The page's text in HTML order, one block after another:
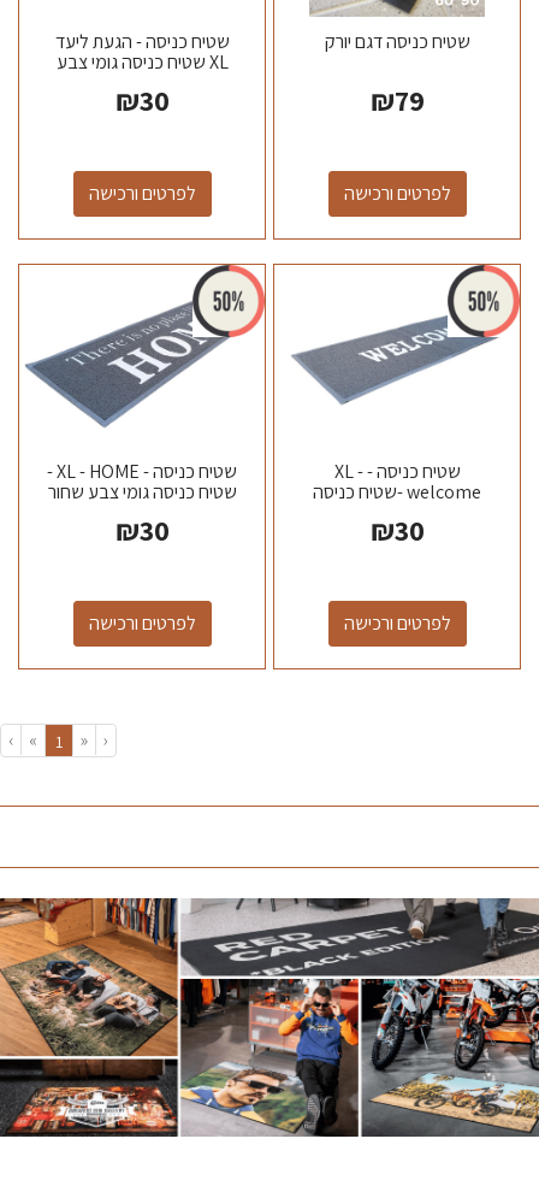
שטיח כניסה דגם יורק
₪79
לפרטים ורכישה
שטיח כניסה - הגעת ליעד
XL שטיח כניסה גומי צבע
₪30
לפרטים ורכישה
שטיח כניסה - XL -
welcome -שטיח כניסה
120*40...
₪30
לפרטים ורכישה
שטיח כניסה - XL - HOME -
שטיח כניסה גומי צבע שחור
תוצרת...
₪30
לפרטים ורכישה
‹
«
1
»
›